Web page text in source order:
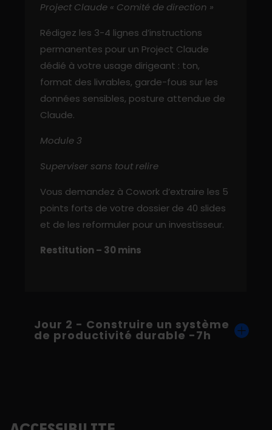
Project Claude « Comité de direction »
Rédigez les 3-4 lignes d’instructions
permanentes pour un Project Claude
dédié à votre usage dirigeant : ton,
format des livrables, garde-fous sur les
données sensibles, posture attendue de
Claude.
Module 3
Superviser sans tout relire
Vous demandez à Cowork d’extraire les 5
points forts de votre dossier de 40 slides
et de les reformuler pour un investisseur.
Restitution – 30 mins
Jour 2 - Construire un système
de productivité durable -7h